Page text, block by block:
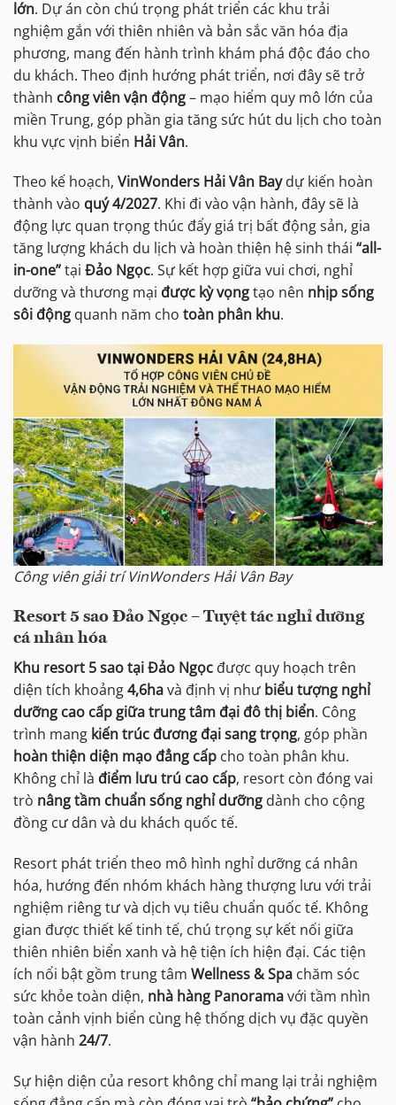
lớn. Dự án còn chú trọng phát triển các khu trải
nghiệm gắn với thiên nhiên và bản sắc văn hóa địa
phương, mang đến hành trình khám phá độc đáo cho
du khách. Theo định hướng phát triển, nơi đây sẽ trở
thành công viên vận động– mạo hiểm quy mô lớn của
miền Trung, góp phần gia tăng sức hút du lịch cho toàn
khu vực vịnh biển Hải Vân.
Theo kế hoạch, VinWonders Hải Vân Baydự kiến hoàn
thành vào quý 4/2027. Khi đi vào vận hành, đây sẽ là
động lực quan trọng thúc đẩy giá trị bất động sản, gia
tăng lượng khách du lịch và hoàn thiện hệ sinh thái “all-
in-one”tại Đảo Ngọc. Sự kết hợp giữa vui chơi, nghỉ
dưỡng và thương mại được kỳ vọngtạo nên nhịp sống
sôi động quanh năm cho toàn phân khu.
Công viên giải trí VinWonders Hải Vân Bay
Resort 5 sao Đảo Ngọc – Tuyệt tác nghỉ dưỡng
cá nhân hóa
Khu resort 5 sao tại Đảo Ngọc được quy hoạch trên
diện tích khoảng4,6havà định vị như biểu tượng nghỉ
dưỡng cao cấp giữa trung tâm đại đô thị biển. Công
trình mang kiến trúc đương đại sang trọng, góp phần
hoàn thiện diện mạo đẳng cấp cho toàn phân khu.
Không chỉ là điểm lưu trú cao cấp, resort còn đóng vai
trò nâng tầm chuẩn sống nghỉ dưỡng dành cho cộng
đồng cư dân và du khách quốc tế.
Resort phát triển theo mô hình nghỉ dưỡng cá nhân
hóa, hướng đến nhóm khách hàng thượng lưu với trải
nghiệm riêng tư và dịch vụ tiêu chuẩn quốc tế. Không
gian được thiết kế tinh tế, chú trọng sự kết nối giữa
thiên nhiên biển xanh và hệ tiện ích hiện đại. Các tiện
ích nổi bật gồm trung tâm Wellness & Spa chăm sóc
sức khỏe toàn diện, nhà hàng Panoramavới tầm nhìn
toàn cảnh vịnh biển cùng hệ thống dịch vụ đặc quyền
vận hành 24/7.
Sự hiện diện của resort không chỉ mang lại trải nghiệm